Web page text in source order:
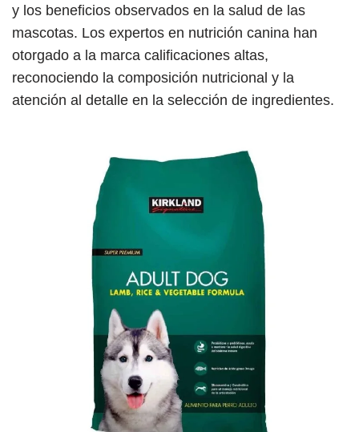
y los beneficios observados en la salud de las
mascotas. Los expertos en nutrición canina han
otorgado a la marca calificaciones altas,
reconociendo la composición nutricional y la
atención al detalle en la selección de ingredientes.